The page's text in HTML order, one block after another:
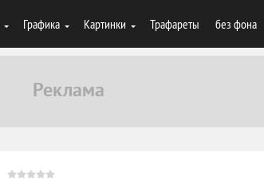
Графика Картинки Трафареты без фона